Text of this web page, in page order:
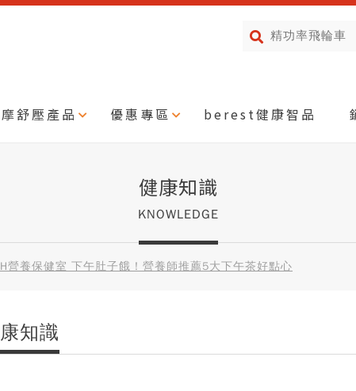
舒壓產品 優惠專區 berest健康智品
健康知識
KNOWLEDGE
營養保健室 下午肚子餓！營養師推薦5大下午茶好點心
知識